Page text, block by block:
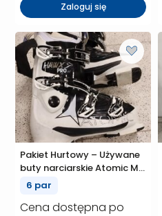
Zaloguj się
Pakiet Hurtowy – Używane
buty narciarskie Atomic Mix
Hawx pro/Hawx
plus/Hawx90 – 6 szt.
(P01358)
6 par
Cena dostępna po